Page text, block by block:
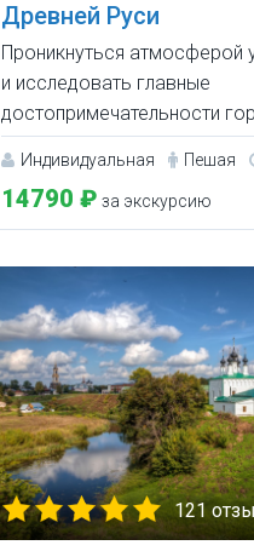
Древней Руси
Проникнуться атмосферой
и исследовать главные
достопримечательности
Индивидуальная Пешая
14790 ₽ за экскурсию
121